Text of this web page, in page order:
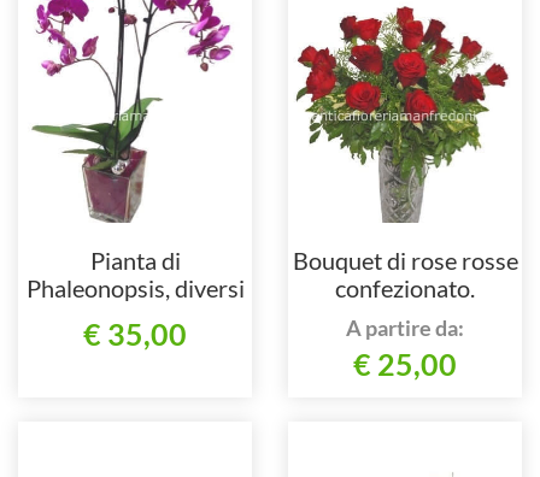
Pianta di
Phaleonopsis, diversi
€ 35,00
Bouquet di rose rosse
confezionato.
A partire da:
€ 25,00